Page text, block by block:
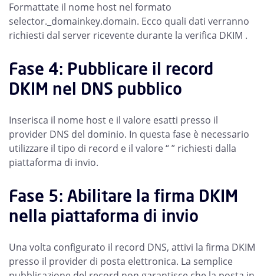
Formattate il nome host nel formato
selector._domainkey.domain. Ecco quali dati verranno
richiesti dal server ricevente durante la verifica DKIM .
Fase 4: Pubblicare il record
DKIM nel DNS pubblico
Inserisca il nome host e il valore esatti presso il
provider DNS del dominio. In questa fase è necessario
utilizzare il tipo di record e il valore “ ” richiesti dalla
piattaforma di invio.
Fase 5: Abilitare la firma DKIM
nella piattaforma di invio
Una volta configurato il record DNS, attivi la firma DKIM
presso il provider di posta elettronica. La semplice